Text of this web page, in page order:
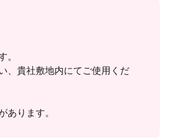
。
、貴社敷地内にてご使用くだ
あります。